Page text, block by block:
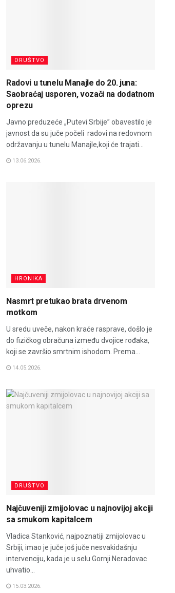
DRUŠTVO
Radovi u tunelu Manajle do 20. juna:
Saobraćaj usporen, vozači na dodatnom
oprezu
Javno preduzeće „Putevi Srbije” obavestilo je
javnost da su juče počeli radovi na redovnom
održavanju u tunelu Manajle,koji će trajati...
13.06.2026.
HRONIKA
Nasmrt pretukao brata drvenom
motkom
U sredu uveče, nakon kraće rasprave, došlo je
do fizičkog obračuna između dvojice rođaka,
koji se završio smrtnim ishodom. Prema...
14.05.2026.
DRUŠTVO
Najčuveniji zmijolovac u najnovijoj akciji
sa smukom kapitalcem
Vladica Stanković, najpoznatiji zmijolovac u
Srbiji, imao je juče još juče nesvakidašnju
intervenciju, kada je u selu Gornji Neradovac
uhvatio...
15.03.2026.